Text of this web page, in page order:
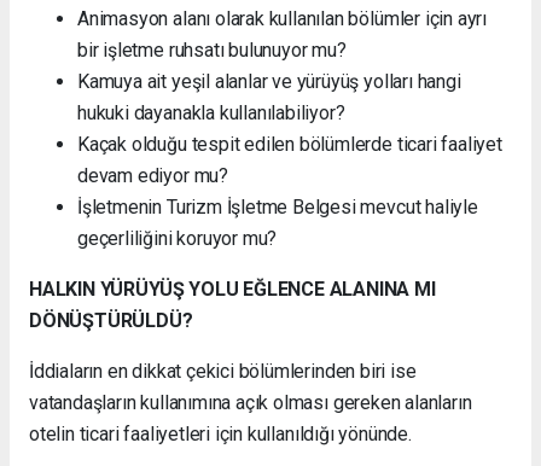
Animasyon alanı olarak kullanılan bölümler için ayrı
bir işletme ruhsatı bulunuyor mu?
Kamuya ait yeşil alanlar ve yürüyüş yolları hangi
hukuki dayanakla kullanılabiliyor?
Kaçak olduğu tespit edilen bölümlerde ticari faaliyet
devam ediyor mu?
İşletmenin Turizm İşletme Belgesi mevcut haliyle
geçerliliğini koruyor mu?
HALKIN YÜRÜYÜŞ YOLU EĞLENCE ALANINA MI
DÖNÜŞTÜRÜLDÜ?
İddiaların en dikkat çekici bölümlerinden biri ise
vatandaşların kullanımına açık olması gereken alanların
otelin ticari faaliyetleri için kullanıldığı yönünde.